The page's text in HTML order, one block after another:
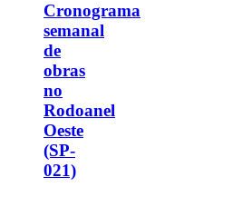
Cronograma
semanal
de
obras
no
Rodoanel
Oeste
(SP-
021)